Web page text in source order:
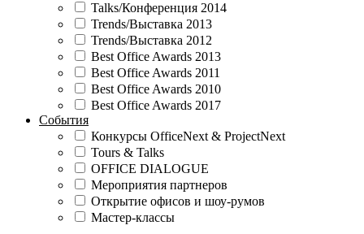
Talks/Конференция 2014
Trends/Выставка 2013
Trends/Выставка 2012
Best Office Awards 2013
Best Office Awards 2011
Best Office Awards 2010
Best Office Awards 2017
События
Конкурсы OfficeNext & ProjectNext
Tours & Talks
OFFICE DIALOGUE
Мероприятия партнеров
Открытие офисов и шоу-румов
Мастер-классы